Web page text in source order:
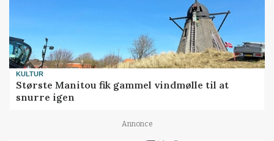
KULTUR
Største Manitou fik gammel vindmølle til at
snurre igen
Annonce